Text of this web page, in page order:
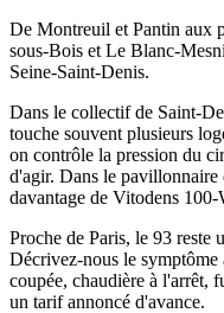
De Montreuil et Pantin aux
sous-Bois et Le Blanc-
Seine-Saint-Denis.
Dans le collectif de Saint-
touche souvent plusieurs
on contrôle la pression du
d'agir. Dans le pavillonnaire
davantage de Vitodens
Proche de Paris, le 93 reste
Décrivez-nous le
coupée, chaudière à l'arrêt,
un tarif annoncé d'avance.